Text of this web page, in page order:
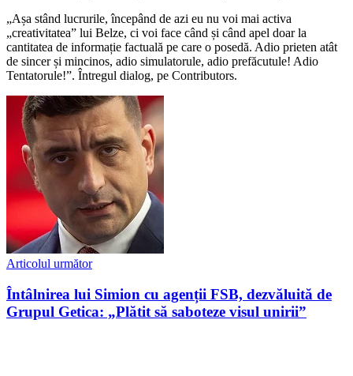
„Așa stând lucrurile, începând de azi eu nu voi mai activa
„creativitatea” lui Belze, ci voi face când și când apel doar la
cantitatea de informație factuală pe care o posedă. Adio prieten atât
de sincer și mincinos, adio simulatorule, adio prefăcutule! Adio
Tentatorule!”. Întregul dialog, pe Contributors.
Articolul următor
Întâlnirea lui Simion cu agenții FSB, dezvăluită de
Grupul Getica: „Plătit să saboteze visul unirii”